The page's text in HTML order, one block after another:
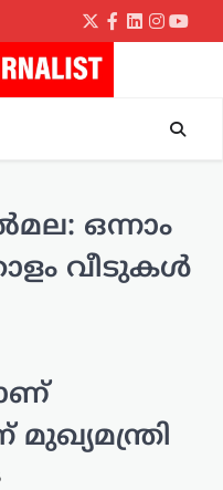
Twitter
Facebook
LinkedIn
ഒന്നാം
വീടുകൾ
മുഖ്യമന്ത്രി